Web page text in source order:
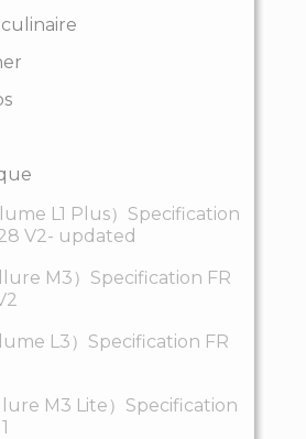
L1 Plus）Specification
V2- updated
M3）Specification FR
L3）Specification FR
M3 Lite）Specification